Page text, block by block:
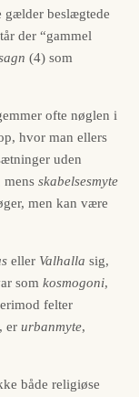
gælder beslægtede
der “gammel
(4) som
ofte nøglen i
hvor man ellers
uden
mens skabelses­myte
men kan være
eller Valhalla sig,
som kosmogoni,
felter
er urbanmyte,
både religiøse